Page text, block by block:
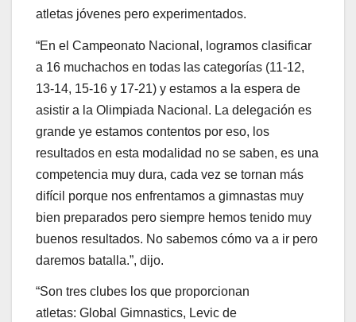
atletas jóvenes pero experimentados.
“En el Campeonato Nacional, logramos clasificar
a 16 muchachos en todas las categorías (11-12,
13-14, 15-16 y 17-21) y estamos a la espera de
asistir a la Olimpiada Nacional. La delegación es
grande ye estamos contentos por eso, los
resultados en esta modalidad no se saben, es una
competencia muy dura, cada vez se tornan más
difícil porque nos enfrentamos a gimnastas muy
bien preparados pero siempre hemos tenido muy
buenos resultados. No sabemos cómo va a ir pero
daremos batalla.”, dijo.
“Son tres clubes los que proporcionan
atletas: Global Gimnastics, Levic de